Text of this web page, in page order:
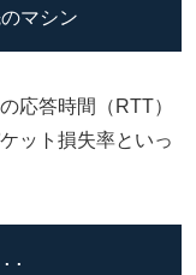
マシン
応答時間（RTT）
ット損失率といっ